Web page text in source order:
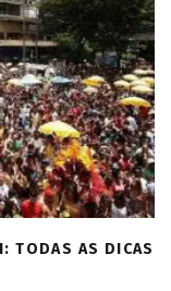
TODAS AS DICAS